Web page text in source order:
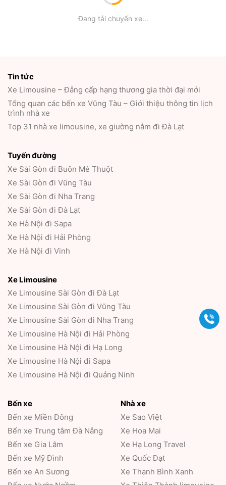
Đang tải chuyến xe...
Tin tức
Xe Limousine – Đẳng cấp hạng thương gia thời đại mới
Tổng quan các bến xe Vũng Tàu – Giới thiệu thông tin lịch
trình nhà xe
Top 31 nhà xe limousine, xe giường nằm đi Đà Lạt
Tuyến đường
Xe Sài Gòn đi Buôn Mê Thuột
Xe Sài Gòn đi Vũng Tàu
Xe Sài Gòn đi Nha Trang
Xe Sài Gòn đi Đà Lạt
Xe Hà Nội đi Sapa
Xe Hà Nội đi Hải Phòng
Xe Hà Nội đi Vinh
Xe Limousine
Xe Limousine Sài Gòn đi Đà Lạt
Xe Limousine Sài Gòn đi Vũng Tàu
Xe Limousine Sài Gòn đi Nha Trang
Xe Limousine Hà Nội đi Hải Phòng
Xe Limousine Hà Nội đi Hạ Long
Xe Limousine Hà Nội đi Sapa
Xe Limousine Hà Nội đi Quảng Ninh
Bến xe
Bến xe Miền Đông
Bến xe Trung tâm Đà Nẵng
Bến xe Gia Lâm
Bến xe Mỹ Đình
Bến xe An Sương
Nhà xe
Xe Sao Việt
Xe Hoa Mai
Xe Hạ Long Travel
Xe Quốc Đạt
Xe Thanh Bình Xanh